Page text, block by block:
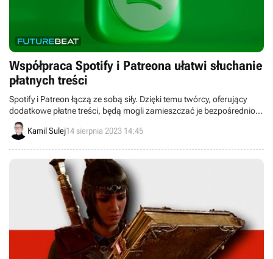
Współpraca Spotify i Patreona ułatwi słuchanie
płatnych treści
Spotify i Patreon łączą ze sobą siły. Dzięki temu twórcy, oferujący
dodatkowe płatne treści, będą mogli zamieszczać je bezpośrednio
na serwisie muzycznym, co ma być dużą korzyścią dla ich fanów.
Kamil Sulej14 sierpnia 2023 14:45